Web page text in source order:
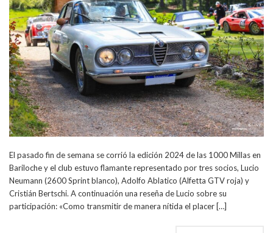
El pasado fin de semana se corrió la edición 2024 de las 1000 Millas en
Bariloche y el club estuvo flamante representado por tres socios, Lucio
Neumann (2600 Sprint blanco), Adolfo Ablatico (Alfetta GTV roja) y
Cristián Bertschi. A continuación una reseña de Lucio sobre su
participación: «Como transmitir de manera nítida el placer […]